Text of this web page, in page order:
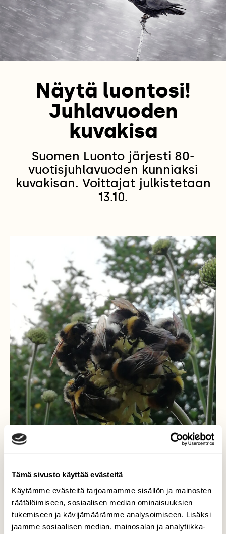
Tämä sivusto käyttää evästeitä
Käytämme evästeitä tarjoamamme sisällön ja mainosten
räätälöimiseen, sosiaalisen median ominaisuuksien
tukemiseen ja kävijämäärämme analysoimiseen. Lisäksi
jaamme sosiaalisen median, mainosalan ja analytiikka-
Näytä luontosi!
Juhlavuoden
kuvakisa
Suomen Luonto järjesti 80-
vuotisjuhlavuoden kunniaksi
kuvakisan. Voittajat julkistetaan
13.10.
Pölyttäjät